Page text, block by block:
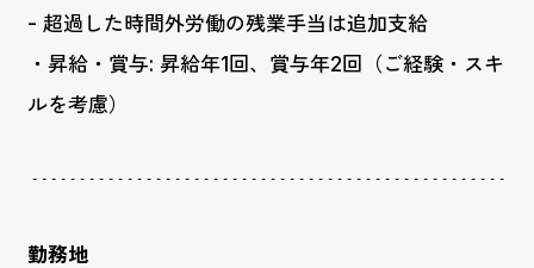
- 超過した時間外労働の残業手当は追加支給
・昇給・賞与: 昇給年1回、賞与年2回（ご経験・スキ
ルを考慮）
勤務地